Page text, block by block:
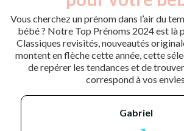
Vous cherchez un prénom dans l’air du
bébé ? Notre Top Prénoms 2024 est là
Classiques revisités, nouveautés
montent en flèche cette année, cette
de repérer les tendances et de
correspond à vos envies.
gabriel